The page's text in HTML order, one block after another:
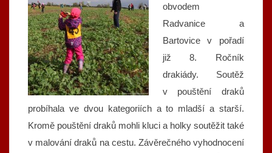
obvodem
Radvanice a
Bartovice v pořadí
již 8. Ročník
drakiády. Soutěž
v pouštění draků
probíhala ve dvou kategoriích a to mladší a starší.
Kromě pouštění draků mohli kluci a holky soutěžit také
v malování draků na cestu. Závěrečného vyhodnocení